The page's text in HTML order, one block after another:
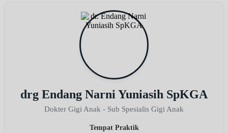
drg Endang Narni Yuniasih SpKGA
Dokter Gigi Anak - Sub Spesialis Gigi Anak
Tempat Praktik